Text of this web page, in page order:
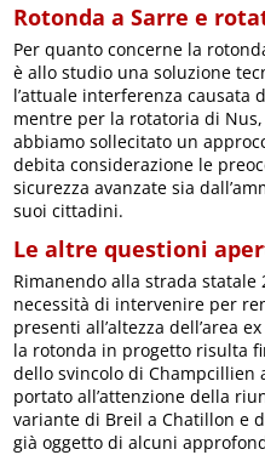
Rotonda a Sarre e
Per quanto concerne la
è allo studio una soluzione
l’attuale interferenza causata
mentre per la rotatoria di
abbiamo sollecitato un
debita considerazione le
sicurezza avanzate sia
suoi cittadini.
Le altre questioni
Rimanendo alla strada
necessità di intervenire per
presenti all’altezza dell’area
la rotonda in progetto risulta
dello svincolo di Champcillien
portato all’attenzione della
variante di Breil a Chatillon e
già oggetto di alcuni